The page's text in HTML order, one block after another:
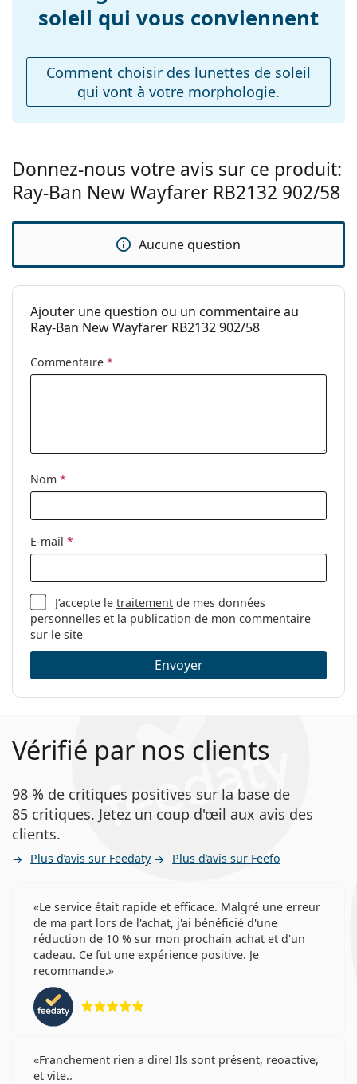
varier.
Le chiffon fourni est idéal pour le nettoyage et
peuvent être livrés avec un sac en tissu au lieu d'un
chiffon.
Explorez la gamme complète delunettes de soleilpour
découvrir d'autres modèles de marques populaires.
soleil qui vous conviennent
Comment choisir des lunettes de soleil
qui vont à votre morphologie.
Donnez-nous votre avis sur ce produit:
Ray-Ban New Wayfarer RB2132 902/58
Aucune question
Ajouter une question ou un commentaire au
Ray-Ban New Wayfarer RB2132 902/58
Commentaire *
Nom *
E-mail *
J’accepte letraitement de mes données
personnelles et la publication de mon commentaire
sur le site
Envoyer
Vérifié par nos clients
98 % de critiques positives sur la base de
85 critiques. Jetez un coup d'œil aux avis des
clients.
Plus d’avis sur Feedaty Plus d’avis sur Feefo
Le service était rapide et efficace. Malgré une erreur
de ma part lors de l'achat, j'ai bénéficié d'une
réduction de 10 % sur mon prochain achat et d'un
cadeau. Ce fut une expérience positive. Je
recommande.
Franchement rien a dire! Ils sont présent, reoactive,
et vite..